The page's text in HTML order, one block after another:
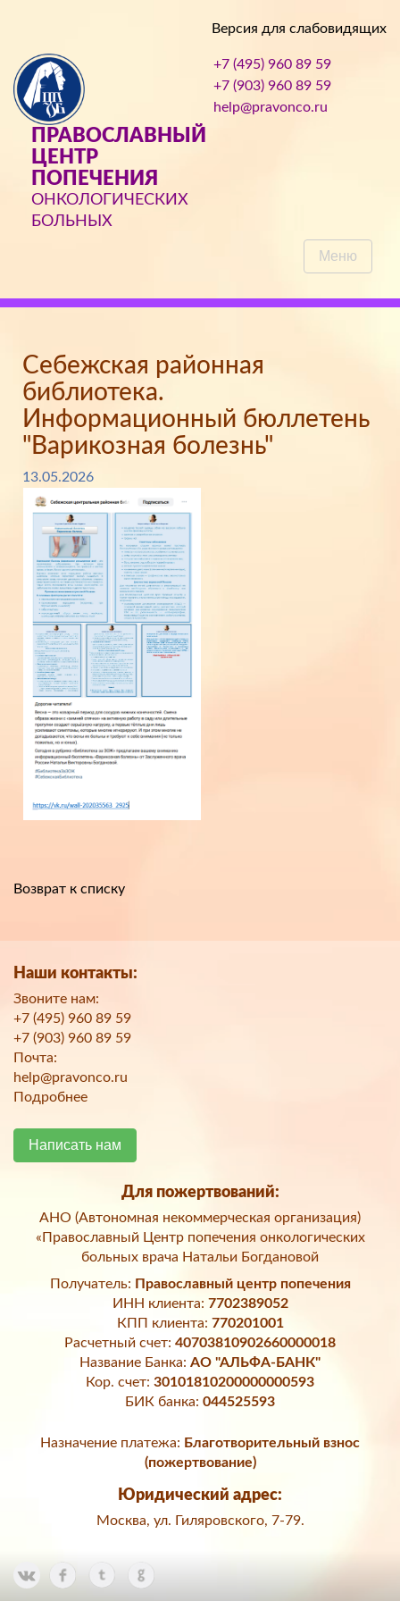
Версия для слабовидящих
ПРАВОСЛАВНЫЙ
ЦЕНТР
ПОПЕЧЕНИЯ
ОНКОЛОГИЧЕСКИХ
БОЛЬНЫХ
+7 (495) 960 89 59
+7 (903) 960 89 59
help@pravonco.ru
Меню
Себежская районная
библиотека.
Информационный бюллетень
"Варикозная болезнь"
13.05.2026
Возврат к списку
Наши контакты:
Звоните нам:
+7 (495) 960 89 59
+7 (903) 960 89 59
Почта:
help@pravonco.ru
Подробнее
Написать нам
Для пожертвований:
АНО (Автономная некоммерческая организация)
«Православный Центр попечения онкологических
больных врача Натальи Богдановой
Получатель: Православный центр попечения
ИНН клиента: 7702389052
КПП клиента: 770201001
Расчетный счет: 40703810902660000018
Название Банка: АО "АЛЬФА-БАНК"
Кор. счет: 30101810200000000593
БИК банка: 044525593
Назначение платежа: Благотворительный взнос
(пожертвование)
Юридический адрес:
Москва, ул. Гиляровского, 7-79.